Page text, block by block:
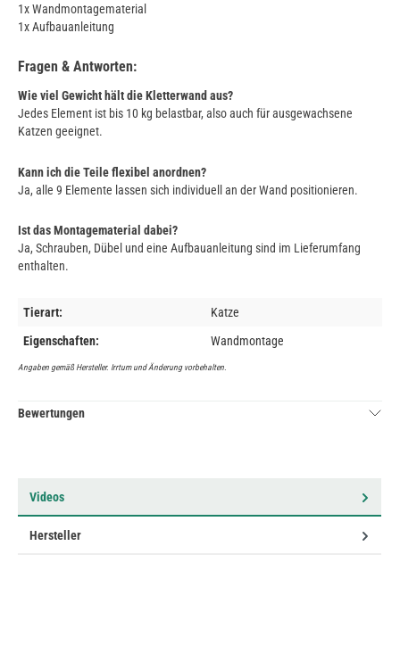
1x Wandmontagematerial
1x Aufbauanleitung
Fragen & Antworten:
Wie viel Gewicht hält die Kletterwand aus?
Jedes Element ist bis 10 kg belastbar, also auch für ausgewachsene
Katzen geeignet.
Kann ich die Teile flexibel anordnen?
Ja, alle 9 Elemente lassen sich individuell an der Wand positionieren.
Ist das Montagematerial dabei?
Ja, Schrauben, Dübel und eine Aufbauanleitung sind im Lieferumfang
enthalten.
Tierart:
Katze
Eigenschaften:
Wandmontage
Angaben gemäß Hersteller. Irrtum und Änderung vorbehalten.
Bewertungen
Videos
Hersteller